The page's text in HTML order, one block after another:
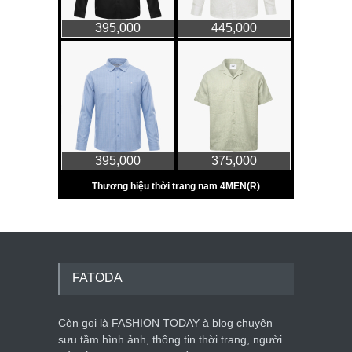
FATODA
Còn gọi là FASHION TODAY à blog chuyên
sưu tầm hình ảnh, thông tin thời trang, người